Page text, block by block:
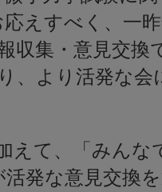
えすべく、一
集・意見交換
、より活発な会
えて、「みん
発な意見交換